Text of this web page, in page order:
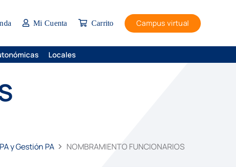
Mi Cuenta Carrito Campus virtual
Locales
y Gestión PA NOMBRAMIENTO FUNCIONARIOS